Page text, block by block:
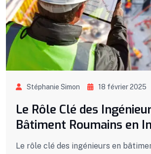
Stéphanie Simon 18 février 2025
Le Rôle Clé des
Bâtiment Roumains en
Le rôle clé des ingénieurs en